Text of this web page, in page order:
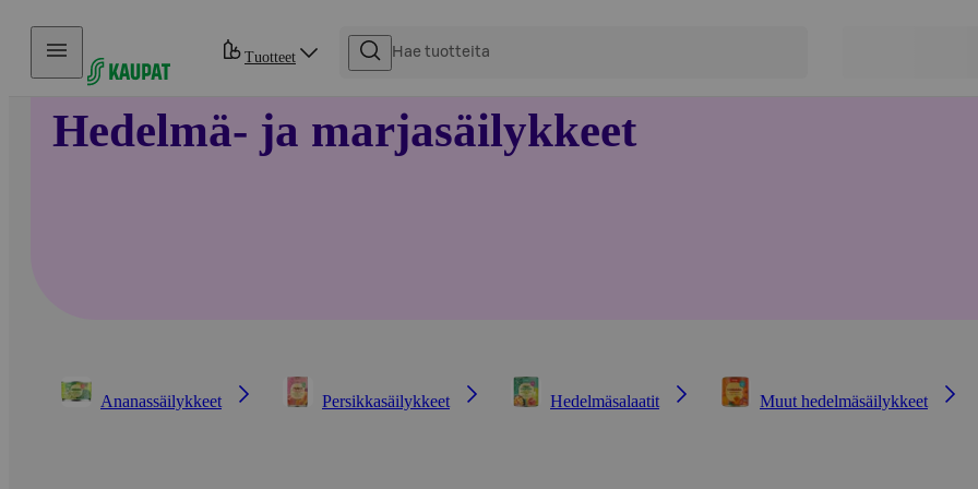
Hyppää sisältöön
Tuotteet
Hedelmä- ja marjasäilykkeet
Ananassäilykkeet Persikkasäilykkeet Hedelmäsalaatit Muut hedelmäsäilykkeet